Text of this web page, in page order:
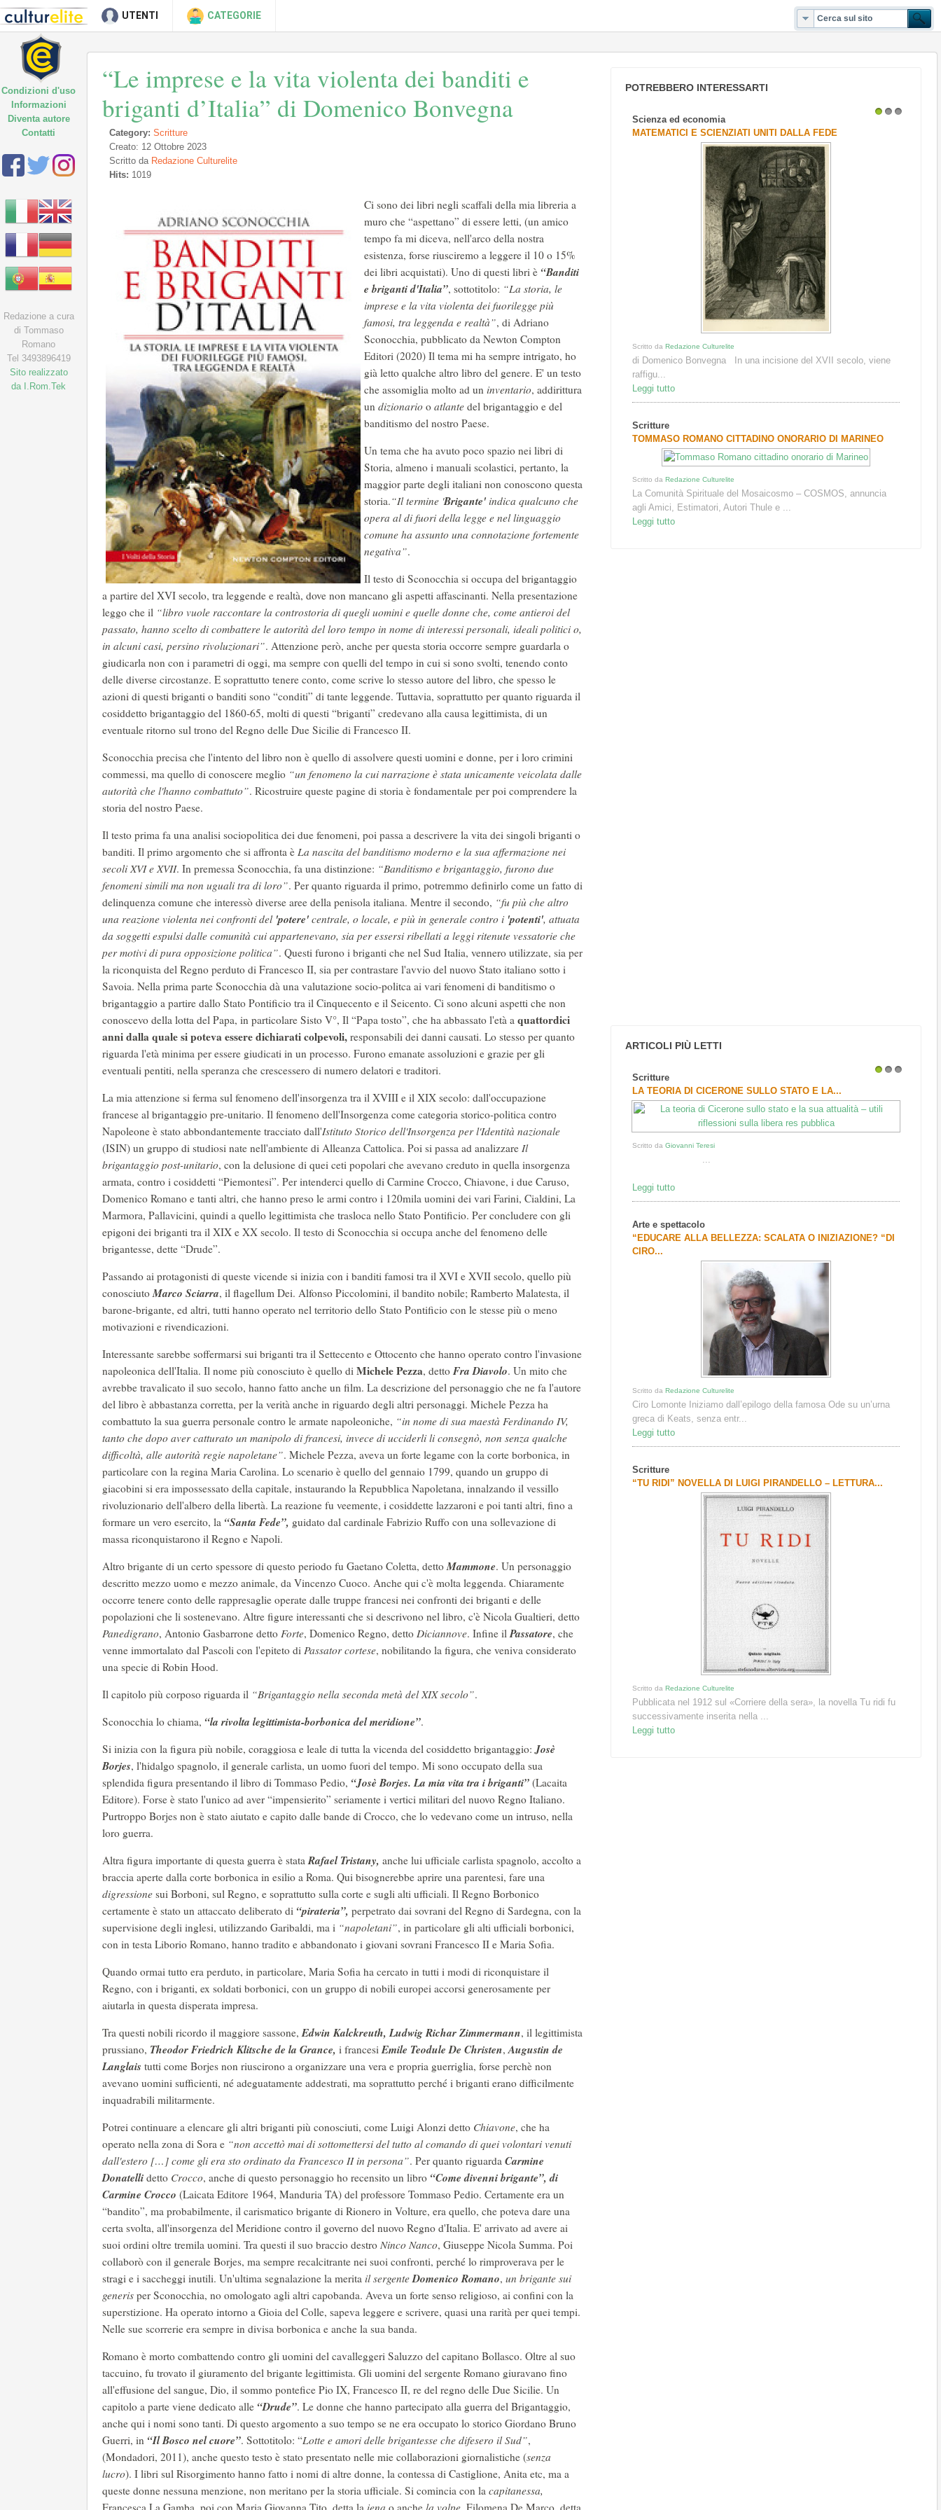
UTENTI CATEGORIE
“Le imprese e la vita violenta dei banditi e
briganti d’Italia” di Domenico Bonvegna
Category: Scritture
Creato: 12 Ottobre 2023
Scritto da Redazione Culturelite
Hits: 1019
Ci sono dei libri negli scaffali della mia libreria a
muro che “aspettano” di essere letti, (un amico
tempo fa mi diceva, nell'arco della nostra
esistenza, forse riusciremo a leggere il 10 o 15%
dei libri acquistati). Uno di questi libri è “Banditi
e briganti d'Italia”, sottotitolo: “La storia, le
imprese e la vita violenta dei fuorilegge più
famosi, tra leggenda e realtà”, di Adriano
Sconocchia, pubblicato da Newton Compton
Editori (2020) Il tema mi ha sempre intrigato, ho
già letto qualche altro libro del genere. E' un testo
che assomiglia molto ad un inventario, addirittura
un dizionario o atlante del brigantaggio e del
banditismo del nostro Paese.
Un tema che ha avuto poco spazio nei libri di
Storia, almeno i manuali scolastici, pertanto, la
maggior parte degli italiani non conoscono questa
storia.“Il termine 'Brigante' indica qualcuno che
opera al di fuori della legge e nel linguaggio
comune ha assunto una connotazione fortemente
negativa”.
Il testo di Sconocchia si occupa del brigantaggio
a partire del XVI secolo, tra leggende e realtà, dove non mancano gli aspetti affascinanti. Nella presentazione
leggo che il “libro vuole raccontare la controstoria di quegli uomini e quelle donne che, come antieroi del
passato, hanno scelto di combattere le autorità del loro tempo in nome di interessi personali, ideali politici o,
in alcuni casi, persino rivoluzionari”. Attenzione però, anche per questa storia occorre sempre guardarla o
giudicarla non con i parametri di oggi, ma sempre con quelli del tempo in cui si sono svolti, tenendo conto
delle diverse circostanze. E soprattutto tenere conto, come scrive lo stesso autore del libro, che spesso le
azioni di questi briganti o banditi sono “conditi” di tante leggende. Tuttavia, soprattutto per quanto riguarda il
cosiddetto brigantaggio del 1860-65, molti di questi “briganti” credevano alla causa legittimista, di un
eventuale ritorno sul trono del Regno delle Due Sicilie di Francesco II.
Sconocchia precisa che l'intento del libro non è quello di assolvere questi uomini e donne, per i loro crimini
commessi, ma quello di conoscere meglio “un fenomeno la cui narrazione è stata unicamente veicolata dalle
autorità che l'hanno combattuto”. Ricostruire queste pagine di storia è fondamentale per poi comprendere la
storia del nostro Paese.
Il testo prima fa una analisi sociopolitica dei due fenomeni, poi passa a descrivere la vita dei singoli briganti o
banditi. Il primo argomento che si affronta è La nascita del banditismo moderno e la sua affermazione nei
secoli XVI e XVII. In premessa Sconocchia, fa una distinzione: “Banditismo e brigantaggio, furono due
fenomeni simili ma non uguali tra di loro”. Per quanto riguarda il primo, potremmo definirlo come un fatto di
delinquenza comune che interessò diverse aree della penisola italiana. Mentre il secondo, “fu più che altro
una reazione violenta nei confronti del'potere' centrale, o locale, e più in generale contro i 'potenti', attuata
da soggetti espulsi dalle comunità cui appartenevano, sia per essersi ribellati a leggi ritenute vessatorie che
per motivi di pura opposizione politica”. Questi furono i briganti che nel Sud Italia, vennero utilizzate, sia per
la riconquista del Regno perduto di Francesco II, sia per contrastare l'avvio del nuovo Stato italiano sotto i
Savoia. Nella prima parte Sconocchia dà una valutazione socio-politca ai vari fenomeni di banditismo o
brigantaggio a partire dallo Stato Pontificio tra il Cinquecento e il Seicento. Ci sono alcuni aspetti che non
conoscevo della lotta del Papa, in particolare Sisto V°, Il “Papa tosto”, che ha abbassato l'età a quattordici
anni dalla quale si poteva essere dichiarati colpevoli, responsabili dei danni causati. Lo stesso per quanto
riguarda l'età minima per essere giudicati in un processo. Furono emanate assoluzioni e grazie per gli
eventuali pentiti, nella speranza che crescessero di numero delatori e traditori.
La mia attenzione si ferma sul fenomeno dell'insorgenza tra il XVIII e il XIX secolo: dall'occupazione
francese al brigantaggio pre-unitario. Il fenomeno dell'Insorgenza come categoria storico-politica contro
Napoleone è stato abbondantemente tracciato dall'Istituto Storico dell'Insorgenza per l'Identità nazionale
(ISIN) un gruppo di studiosi nate nell'ambiente di Alleanza Cattolica. Poi si passa ad analizzare Il
brigantaggio post-unitario, con la delusione di quei ceti popolari che avevano creduto in quella insorgenza
armata, contro i cosiddetti “Piemontesi”. Per intenderci quello di Carmine Crocco, Chiavone, i due Caruso,
Domenico Romano e tanti altri, che hanno preso le armi contro i 120mila uomini dei vari Farini, Cialdini, La
Marmora, Pallavicini, quindi a quello legittimista che trasloca nello Stato Pontificio. Per concludere con gli
epigoni dei briganti tra il XIX e XX secolo. Il testo di Sconocchia si occupa anche del fenomeno delle
brigantesse, dette “Drude”.
Passando ai protagonisti di queste vicende si inizia con i banditi famosi tra il XVI e XVII secolo, quello più
conosciutoMarco Sciarra, il flagellum Dei. Alfonso Piccolomini, il bandito nobile; Ramberto Malatesta, il
barone-brigante, ed altri, tutti hanno operato nel territorio dello Stato Pontificio con le stesse più o meno
motivazioni e rivendicazioni.
Interessante sarebbe soffermarsi sui briganti tra il Settecento e Ottocento che hanno operato contro l'invasione
napoleonica dell'Italia. Il nome più conosciuto è quello di Michele Pezza, detto Fra Diavolo. Un mito che
avrebbe travalicato il suo secolo, hanno fatto anche un film. La descrizione del personaggio che ne fa l'autore
del libro è abbastanza corretta, per la verità anche in riguardo degli altri personaggi. Michele Pezza ha
combattuto la sua guerra personale contro le armate napoleoniche, “in nome di sua maestà Ferdinando IV,
tanto che dopo aver catturato un manipolo di francesi, invece di ucciderli li consegnò, non senza qualche
difficoltà, alle autorità regie napoletane”. Michele Pezza, aveva un forte legame con la corte borbonica, in
particolare con la regina Maria Carolina. Lo scenario è quello del gennaio 1799, quando un gruppo di
giacobini si era impossessato della capitale, instaurando la Repubblica Napoletana, innalzando il vessillo
rivoluzionario dell'albero della libertà. La reazione fu veemente, i cosiddette lazzaroni e poi tanti altri, fino a
formare un vero esercito, la “Santa Fede”, guidato dal cardinale Fabrizio Ruffo con una sollevazione di
massa riconquistarono il Regno e Napoli.
Altro brigante di un certo spessore di questo periodo fu Gaetano Coletta, dettoMammone. Un personaggio
descritto mezzo uomo e mezzo animale, da Vincenzo Cuoco. Anche qui c'è molta leggenda. Chiaramente
occorre tenere conto delle rappresaglie operate dalle truppe francesi nei confronti dei briganti e delle
popolazioni che li sostenevano. Altre figure interessanti che si descrivono nel libro, c'è Nicola Gualtieri, detto
Panedigrano, Antonio Gasbarrone detto Forte, Domenico Regno, detto Diciannove. Infine ilPassatore, che
venne immortalato dal Pascoli con l'epiteto di Passator cortese, nobilitando la figura, che veniva considerato
una specie di Robin Hood.
Il capitolo più corposo riguarda il “Brigantaggio nella seconda metà del XIX secolo”.
Sconocchia lo chiama, “la rivolta legittimista-borbonica del meridione”.
Si inizia con la figura più nobile, coraggiosa e leale di tutta la vicenda del cosiddetto brigantaggio:Josè
Borjes, l'hidalgo spagnolo, il generale carlista, un uomo fuori del tempo. Mi sono occupato della sua
splendida figura presentando il libro di Tommaso Pedio, “Josè Borjes. La mia vita tra i briganti” (Lacaita
Editore). Forse è stato l'unico ad aver “impensierito” seriamente i vertici militari del nuovo Regno Italiano.
Purtroppo Borjes non è stato aiutato e capito dalle bande di Crocco, che lo vedevano come un intruso, nella
loro guerra.
Altra figura importante di questa guerra è stataRafael Tristany, anche lui ufficiale carlista spagnolo, accolto a
braccia aperte dalla corte borbonica in esilio a Roma. Qui bisognerebbe aprire una parentesi, fare una
digressione sui Borboni, sul Regno, e soprattutto sulla corte e sugli alti ufficiali. Il Regno Borbonico
certamente è stato un attaccato deliberato di “pirateria”, perpetrato dai sovrani del Regno di Sardegna, con la
supervisione degli inglesi, utilizzando Garibaldi, ma i “napoletani”, in particolare gli alti ufficiali borbonici,
con in testa Liborio Romano, hanno tradito e abbandonato i giovani sovrani Francesco II e Maria Sofia.
Quando ormai tutto era perduto, in particolare, Maria Sofia ha cercato in tutti i modi di riconquistare il
Regno, con i briganti, ex soldati borbonici, con un gruppo di nobili europei accorsi generosamente per
aiutarla in questa disperata impresa.
Tra questi nobili ricordo il maggiore sassone,Edwin Kalckreuth, Ludwig Richar Zimmermann, il legittimista
prussiano, Theodor Friedrich Klitsche de la Grance, i francesiEmile Teodule De Christen,Augustin de
Langlais tutti come Borjes non riuscirono a organizzare una vera e propria guerriglia, forse perchè non
avevano uomini sufficienti, né adeguatamente addestrati, ma soprattutto perché i briganti erano difficilmente
inquadrabili militarmente.
Potrei continuare a elencare gli altri briganti più conosciuti, come Luigi Alonzi detto Chiavone, che ha
operato nella zona di Sora e “non accettò mai di sottomettersi del tutto al comando di quei volontari venuti
dall'estero […] come gli era sto ordinato da Francesco II in persona”. Per quanto riguarda Carmine
Donatelli detto Crocco, anche di questo personaggio ho recensito un libro “Come divenni brigante”, di
Carmine Crocco (Laicata Editore 1964, Manduria TA) del professore Tommaso Pedio. Certamente era un
“bandito”, ma probabilmente, il carismatico brigante di Rionero in Volture, era quello, che poteva dare una
certa svolta, all'insorgenza del Meridione contro il governo del nuovo Regno d'Italia. E' arrivato ad avere ai
suoi ordini oltre tremila uomini. Tra questi il suo braccio destro Ninco Nanco, Giuseppe Nicola Summa. Poi
collaborò con il generale Borjes, ma sempre recalcitrante nei suoi confronti, perché lo rimproverava per le
stragi e i saccheggi inutili. Un'ultima segnalazione la merita il sergenteDomenico Romano, un brigante sui
generis per Sconocchia, no omologato agli altri capobanda. Aveva un forte senso religioso, ai confini con la
superstizione. Ha operato intorno a Gioia del Colle, sapeva leggere e scrivere, quasi una rarità per quei tempi.
Nelle sue scorrerie era sempre in divisa borbonica e anche la sua banda.
Romano è morto combattendo contro gli uomini del cavalleggeri Saluzzo del capitano Bollasco. Oltre al suo
taccuino, fu trovato il giuramento del brigante legittimista. Gli uomini del sergente Romano giuravano fino
all'effusione del sangue, Dio, il sommo pontefice Pio IX, Francesco II, re del regno delle Due Sicilie. Un
capitolo a parte viene dedicato alle “Drude”. Le donne che hanno partecipato alla guerra del Brigantaggio,
anche qui i nomi sono tanti. Di questo argomento a suo tempo se ne era occupato lo storico Giordano Bruno
Guerri, in “Il Bosco nel cuore”. Sottotitolo: “Lotte e amori delle brigantesse che difesero il Sud”,
(Mondadori, 2011), anche questo testo è stato presentato nelle mie collaborazioni giornalistiche (senza
lucro). I libri sul Risorgimento hanno fatto i nomi di altre donne, la contessa di Castiglione, Anita etc, ma a
queste donne nessuna menzione, non meritano per la storia ufficiale. Si comincia con la capitanessa,
Francesca La Gamba, poi con Maria Giovanna Tito, detta la iena o anche la volpe . Filomena De Marco, detta
POTREBBERO INTERESSARTI
Scienza ed economia
MATEMATICI E SCIENZIATI UNITI DALLA FEDE
Scritto daRedazione Culturelite
di Domenico Bonvegna In una incisione del XVII secolo, viene
raffigu...
Leggi tutto
Scritture
TOMMASO ROMANO CITTADINO ONORARIO DI MARINEO
Scritto daRedazione Culturelite
La Comunità Spirituale del Mosaicosmo – COSMOS, annuncia
agli Amici, Estimatori, Autori Thule e ...
Leggi tutto
ARTICOLI PIÙ LETTI
Scritture
LA TEORIA DI CICERONE SULLO STATO E LA...
Scritto daGiovanni Teresi
...
Leggi tutto
Arte e spettacolo
“EDUCARE ALLA BELLEZZA: SCALATA O INIZIAZIONE? “DI
CIRO...
Scritto daRedazione Culturelite
Ciro Lomonte Iniziamo dall’epilogo della famosa Ode su un’urna
greca di Keats, senza entr...
Leggi tutto
Scritture
“TU RIDI” NOVELLA DI LUIGI PIRANDELLO – LETTURA...
Scritto daRedazione Culturelite
Pubblicata nel 1912 sul «Corriere della sera», la novella Tu ridi fu
successivamente inserita nella ...
Leggi tutto
Condizioni d'uso
Informazioni
Diventa autore
Contatti
Redazione a cura
di Tommaso
Romano
Tel 3493896419
Sito realizzato
da I.Rom.Tek